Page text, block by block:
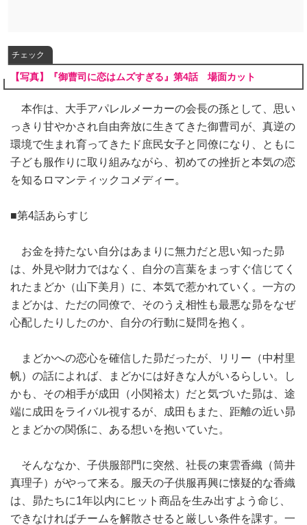
チェック
【写真】『御曹司に恋はムズすぎる』第4話 場面カット
本作は、大手アパレルメーカーの会長の孫として、思い
っきり甘やかされ自由奔放に生きてきた御曹司が、真逆の
環境で生まれ育ってきたド庶民女子と同僚になり、ともに
子ども服作りに取り組みながら、初めての挫折と本気の恋
を知るロマンティックコメディー。
■第4話あらすじ
お金を持たない自分はあまりに無力だと思い知った昴
は、外見や財力ではなく、自分の言葉をまっすぐ信じてく
れたまどか（山下美月）に、本気で惹かれていく。一方の
まどかは、ただの同僚で、そのうえ相性も最悪な昴をなぜ
心配したりしたのか、自分の行動に疑問を抱く。
まどかへの恋心を確信した昴だったが、リリー（中村里
帆）の話によれば、まどかには好きな人がいるらしい。し
かも、その相手が成田（小関裕太）だと気づいた昴は、途
端に成田をライバル視するが、成田もまた、距離の近い昴
とまどかの関係に、ある想いを抱いていた。
そんななか、子供服部門に突然、社長の東雲香織（筒井
真理子）がやって来る。服天の子供服再興に懐疑的な香織
は、昴たちに1年以内にヒット商品を生み出すよう命じ、
できなければチームを解散させると厳しい条件を課す。一